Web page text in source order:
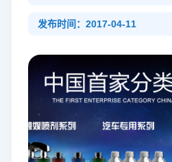
发布时间：2017-04-11